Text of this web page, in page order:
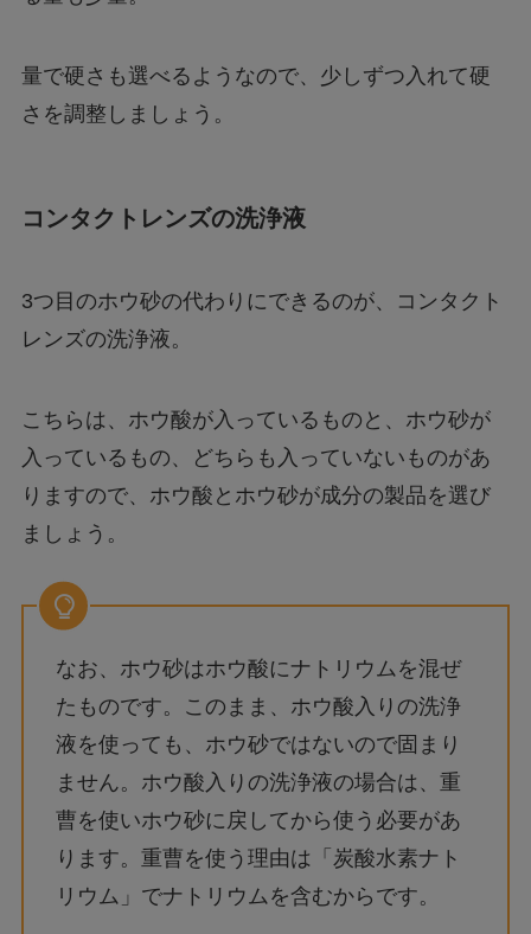
量で硬さも選べるようなので、少しずつ入れて硬
さを調整しましょう。
コンタクトレンズの洗浄液
3つ目のホウ砂の代わりにできるのが、コンタクト
レンズの洗浄液。
こちらは、ホウ酸が入っているものと、ホウ砂が
入っているもの、どちらも入っていないものがあ
りますので、ホウ酸とホウ砂が成分の製品を選び
ましょう。
なお、ホウ砂はホウ酸にナトリウムを混ぜ
たものです。このまま、ホウ酸入りの洗浄
液を使っても、ホウ砂ではないので固まり
ません。ホウ酸入りの洗浄液の場合は、重
曹を使いホウ砂に戻してから使う必要があ
ります。重曹を使う理由は「炭酸水素ナト
リウム」でナトリウムを含むからです。